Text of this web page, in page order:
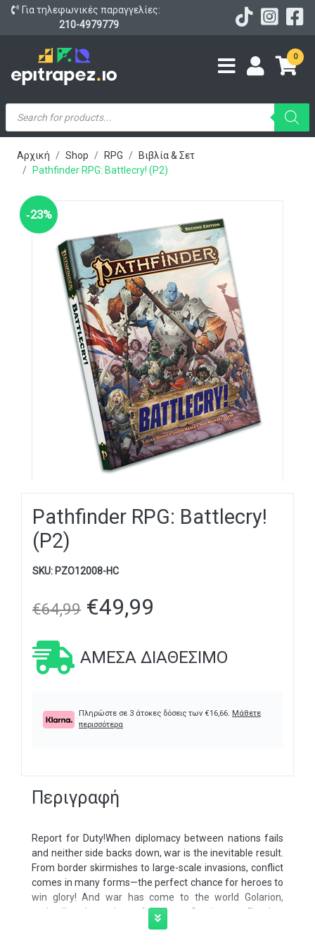
Για τηλεφωνικές παραγγελίες:
210-4979779
0
Products
search
Αρχική Shop RPG
Βιβλία & Σετ
Pathfinder RPG: Battlecry! (P2)
‑23%
Pathfinder RPG: Battlecry!
(P2)
SKU: PZO12008-HC
€64,99 €49,99
ΆΜΕΣΑ ΔΙΑΘΈΣΙΜΟ
Πληρώστε σε 3 άτοκες δόσεις των €16,66. Μάθετε
περισσότερα
Περιγραφή
Report for Duty!When diplomacy between nations fails
and neither side backs down, war is the inevitable result.
From border skirmishes to large-scale invasions, conflict
comes in many forms—the perfect chance for heroes to
win glory! And war has come to the world Golarion,
embroiling the nations of the Inner Sea in a conflict that
will forever change the Pathfinder setting!This new